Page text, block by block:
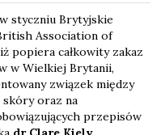
styczniu Brytyjskie
Association of
popiera całkowity zakaz
w Wielkiej Brytanii,
związek między
oraz na
przepisów